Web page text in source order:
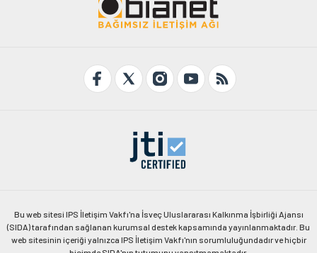
Bu web sitesi IPS İletişim Vakfı'na İsveç Uluslararası Kalkınma İşbirliği Ajansı
(SIDA) tarafından sağlanan kurumsal destek kapsamında yayınlanmaktadır. Bu
web sitesinin içeriği yalnızca IPS İletişim Vakfı'nın sorumluluğundadır ve hiçbir